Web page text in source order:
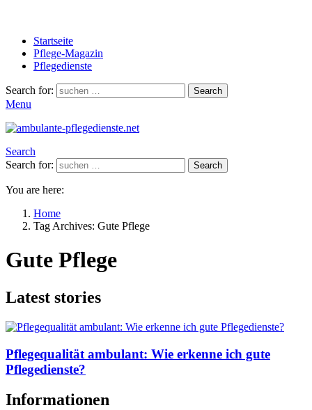
Startseite
Pflege-Magazin
Pflegedienste
Search for: Search
Menu
Search
Search for:
Search
You are here:
Home
Tag Archives: Gute Pflege
Gute Pflege
Latest stories
Pflegequalität ambulant: Wie erkenne ich gute
Pflegedienste?
Informationen